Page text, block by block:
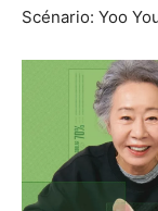
Scénario: Yoo